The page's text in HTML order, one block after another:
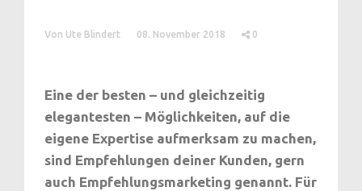
Von Ute Blindert 08. November 2018 0
Eine der besten – und gleichzeitig
elegantesten – Möglichkeiten, auf die
eigene Expertise aufmerksam zu machen,
sind Empfehlungen deiner Kunden, gern
auch Empfehlungsmarketing genannt. Für